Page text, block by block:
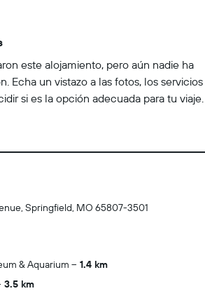
este alojamiento, pero aún nadie ha
Echa un vistazo a las fotos, los servicios
si es la opción adecuada para tu viaje.
Springfield, MO 65807-3501
& Aquarium
1.4 km
3.5 km